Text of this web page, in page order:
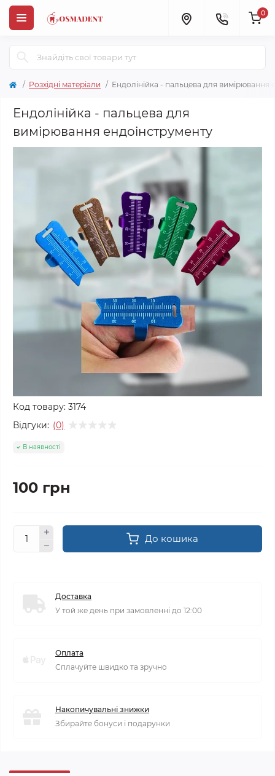
0
Розхідні матеріали Ендолінійка - пальцева для вимірювання
Ендолінійка - пальцева для
вимірювання ендоінструменту
Код товару: 3174
Відгуки: (0)
В наявності
100 грн
До кошика
Доставка
У той же день при замовленні до 12:00
Оплата
Сплачуйте швидко та зручно
Накопичувальні знижки
Збирайте бонуси і подарунки